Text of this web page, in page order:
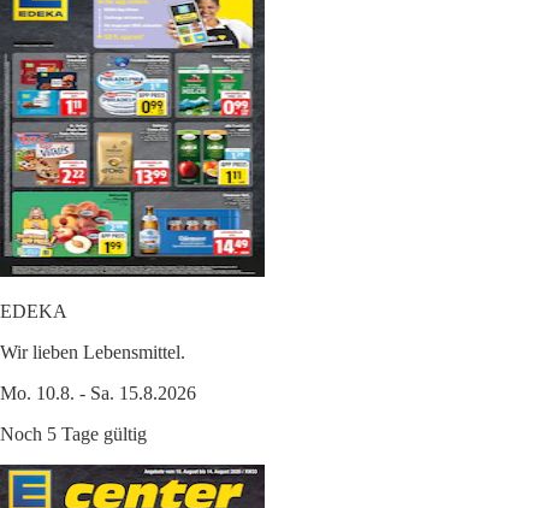
EDEKA
Wir lieben Lebensmittel.
Mo. 10.8. - Sa. 15.8.2026
Noch 5 Tage gültig